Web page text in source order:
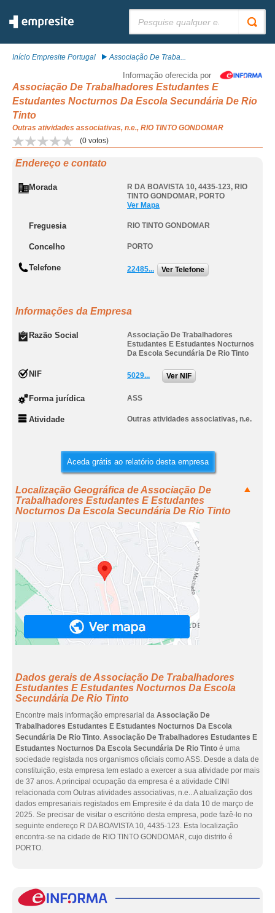
Início Empresite Portugal Associação De Traba...
Informação oferecida por
Associação De Trabalhadores Estudantes E
Estudantes Nocturnos Da Escola Secundária De Rio
Tinto
Outras atividades associativas, n.e., RIO TINTO GONDOMAR
(0 votos)
Endereço e contato
Morada R DA BOAVISTA 10, 4435-123, RIO
TINTO GONDOMAR, PORTO
Ver Mapa
Freguesia RIO TINTO GONDOMAR
Concelho PORTO
Telefone 22485... Ver Telefone
Informações da Empresa
Razão Social
Associação De Trabalhadores
Estudantes E Estudantes Nocturnos
Da Escola Secundária De Rio Tinto
NIF 5029... Ver NIF
Forma jurídica ASS
Atividade Outras atividades associativas, n.e.
Aceda grátis ao relatório desta empresa
Localização Geográfica de Associação De
Trabalhadores Estudantes E Estudantes
Nocturnos Da Escola Secundária De Rio Tinto
Dados gerais de Associação De Trabalhadores
Estudantes E Estudantes Nocturnos Da Escola
Secundária De Rio Tinto
Encontre mais informação empresarial da Associação De
Trabalhadores Estudantes E Estudantes Nocturnos Da Escola
Secundária De Rio Tinto. Associação De Trabalhadores Estudantes E
Estudantes Nocturnos Da Escola Secundária De Rio Tinto é uma
sociedade registada nos organismos oficiais como ASS. Desde a data de
constituição, esta empresa tem estado a exercer a sua atividade por mais
de 37 anos. A principal ocupação da empresa é a atividade CINI
relacionada com Outras atividades associativas, n.e.. A atualização dos
dados empresariais registados em Empresite é da data 10 de março de
2025. Se precisar de visitar o escritório desta empresa, pode fazê-lo no
seguinte endereço R DA BOAVISTA 10, 4435-123. Esta localização
encontra-se na cidade de RIO TINTO GONDOMAR, cujo distrito é
PORTO.